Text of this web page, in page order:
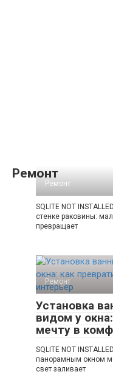
Ремонт
Ремонт
SQLITE NOT
стенке раковины:
превращает
Ремонт
Установка
видом у
мечту в
SQLITE NOT
панорамным окном
свет заливает